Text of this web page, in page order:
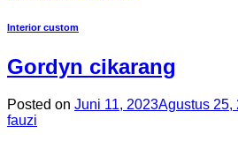
Interior custom
Gordyn cikarang
Posted on Juni 11, 2023Agustus 25,
fauzi